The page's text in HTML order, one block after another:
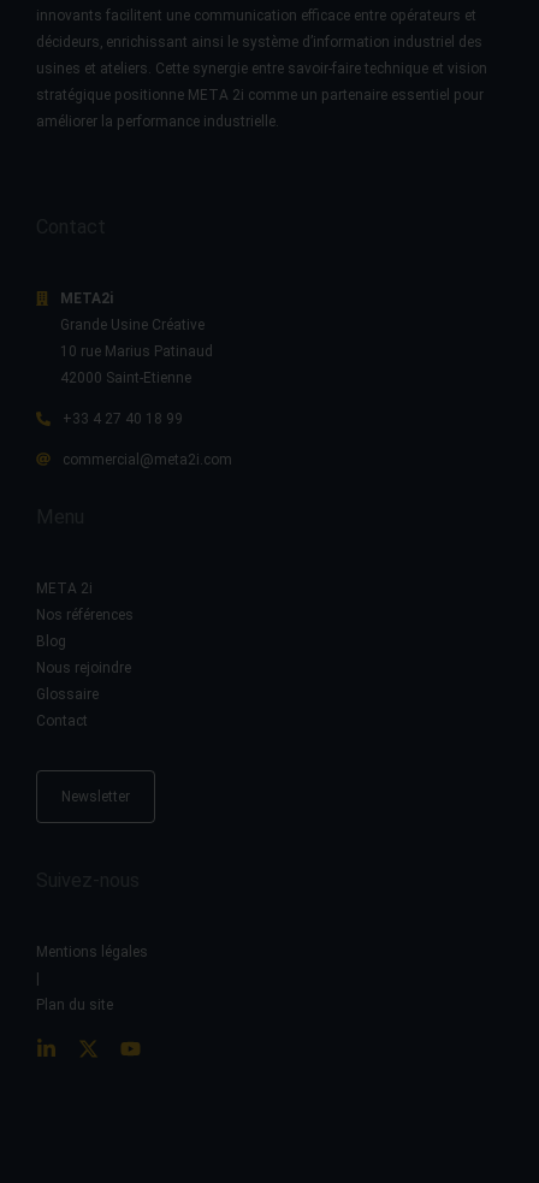
innovants facilitent une communication efficace entre opérateurs et
décideurs, enrichissant ainsi le système d’information industriel des
usines et ateliers. Cette synergie entre savoir-faire technique et vision
stratégique positionne META 2i comme un partenaire essentiel pour
améliorer la performance industrielle.
META2i
Grande Usine Créative
10 rue Marius Patinaud
42000 Saint-Etienne
+33 4 27 40 18 99
commercial@meta2i.com
META 2i
Nos références
Blog
Nous rejoindre
Glossaire
Contact
Newsletter
Mentions légales
Plan du site